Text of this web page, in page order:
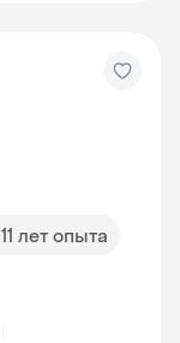
11 лет опыта